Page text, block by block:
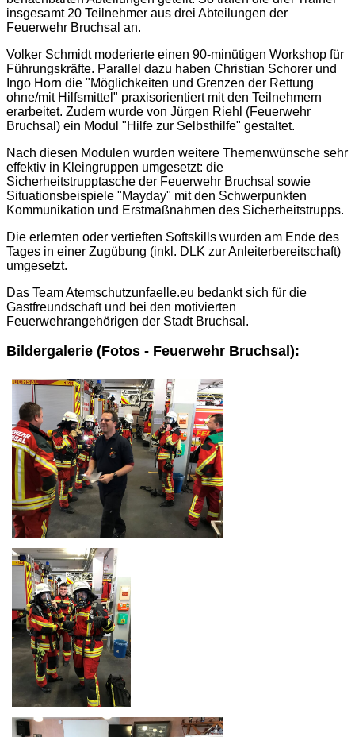
insgesamt 20 Teilnehmer aus drei Abteilungen der
Feuerwehr Bruchsal an.
Volker Schmidt moderierte einen 90-minütigen Workshop für
Führungskräfte. Parallel dazu haben Christian Schorer und
Ingo Horn die "Möglichkeiten und Grenzen der Rettung
ohne/mit Hilfsmittel" praxisorientiert mit den Teilnehmern
erarbeitet. Zudem wurde von Jürgen Riehl (Feuerwehr
Bruchsal) ein Modul "Hilfe zur Selbsthilfe" gestaltet.
Nach diesen Modulen wurden weitere Themenwünsche sehr
effektiv in Kleingruppen umgesetzt: die
Sicherheitstrupptasche der Feuerwehr Bruchsal sowie
Situationsbeispiele "Mayday" mit den Schwerpunkten
Kommunikation und Erstmaßnahmen des Sicherheitstrupps.
Die erlernten oder vertieften Softskills wurden am Ende des
Tages in einer Zugübung (inkl. DLK zur Anleiterbereitschaft)
umgesetzt.
Das Team Atemschutzunfaelle.eu bedankt sich für die
Gastfreundschaft und bei den motivierten
Feuerwehrangehörigen der Stadt Bruchsal.
Bildergalerie (Fotos - Feuerwehr Bruchsal):